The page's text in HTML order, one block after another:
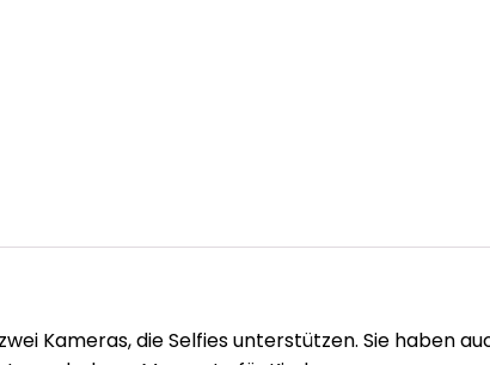
Kameras, die Selfies unterstützen. Sie haben